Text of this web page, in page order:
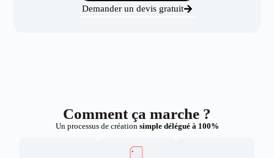
Demander un devis gratuit
Comment ça marche ?
Un processus de création simple délégué à 100%